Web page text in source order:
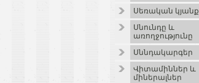
Սեռական կյանք
Սնունդը և
առողջությունը
Սննդակարգեր
Վիտամիններ և
միներալներ